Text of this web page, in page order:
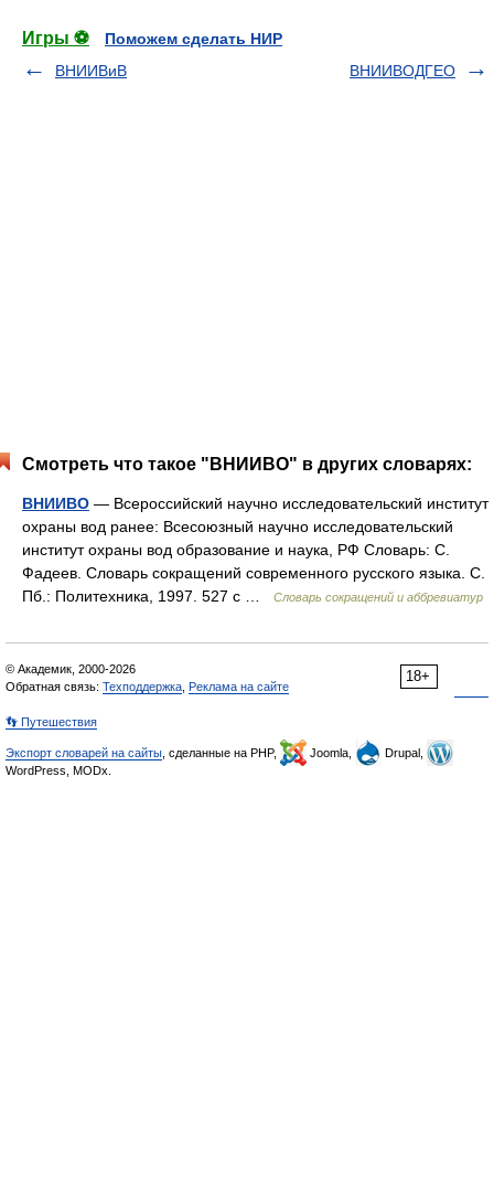
Игры ⚽
Поможем сделать НИР
ВНИИВиВ
ВНИИВОДГЕО
Смотреть что такое "ВНИИВО" в других словарях:
ВНИИВО — Всероссийский научно исследовательский институт
охраны вод ранее: Всесоюзный научно исследовательский
институт охраны вод образование и наука, РФ Словарь: С.
Фадеев. Словарь сокращений современного русского языка. С.
Пб.: Политехника, 1997. 527 с …
Словарь сокращений и аббревиатур
18+
© Академик, 2000-2026
Обратная связь: Техподдержка Реклама на сайте
👣 Путешествия
Экспорт словарей на сайты , сделанные на PHP, Joomla,
Drupal,
WordPress, MODx.